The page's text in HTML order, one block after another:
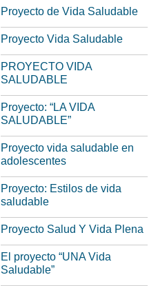
Proyecto de Vida Saludable
Proyecto Vida Saludable
PROYECTO VIDA
SALUDABLE
Proyecto: “LA VIDA
SALUDABLE”
Proyecto vida saludable en
adolescentes
Proyecto: Estilos de vida
saludable
Proyecto Salud Y Vida Plena
El proyecto “UNA Vida
Saludable”